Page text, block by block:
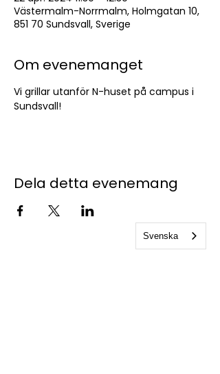
Västermalm-Norrmalm, Holmgatan 10,
851 70 Sundsvall, Sverige
Om evenemanget
Vi grillar utanför N-huset på campus i
Sundsvall!
Dela detta evenemang
Svenska